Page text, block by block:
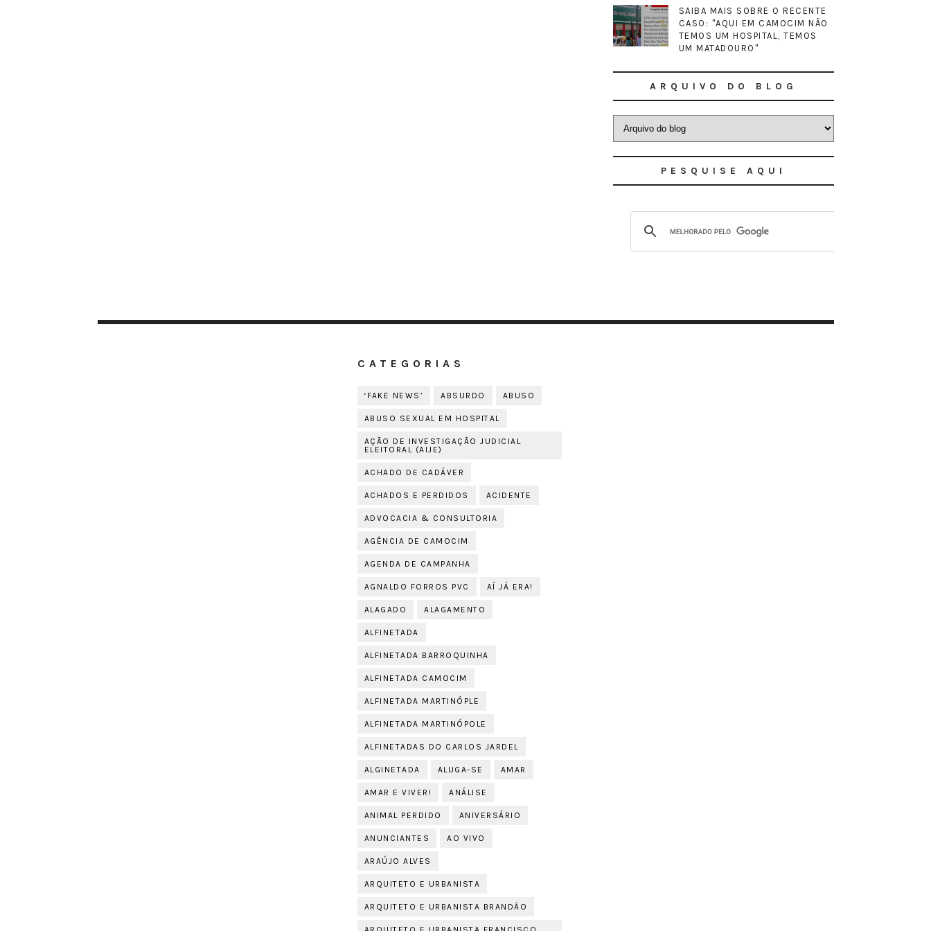
SAIBA MAIS SOBRE O RECENTE
CASO: "AQUI EM CAMOCIM NÃO
TEMOS UM HOSPITAL, TEMOS
UM MATADOURO"
ARQUIVO DO BLOG
PESQUISE AQUI
CATEGORIAS
‘FAKE NEWS’ ABSURDO ABUSO
ABUSO SEXUAL EM HOSPITAL
AÇÃO DE INVESTIGAÇÃO JUDICIAL
ELEITORAL (AIJE)
ACHADO DE CADÁVER
ACHADOS E PERDIDOS ACIDENTE
ADVOCACIA & CONSULTORIA
AGÊNCIA DE CAMOCIM
AGENDA DE CAMPANHA
AGNALDO FORROS PVC AÍ JÁ ERA!
ALAGADO ALAGAMENTO
ALFINETADA
ALFINETADA BARROQUINHA
ALFINETADA CAMOCIM
ALFINETADA MARTINÓPLE
ALFINETADA MARTINÓPOLE
ALFINETADAS DO CARLOS JARDEL
ALGINETADA ALUGA-SE AMAR
AMAR E VIVER! ANÁLISE
ANIMAL PERDIDO ANIVERSÁRIO
ANUNCIANTES AO VIVO
ARAÚJO ALVES
ARQUITETO E URBANISTA
ARQUITETO E URBANISTA BRANDÃO